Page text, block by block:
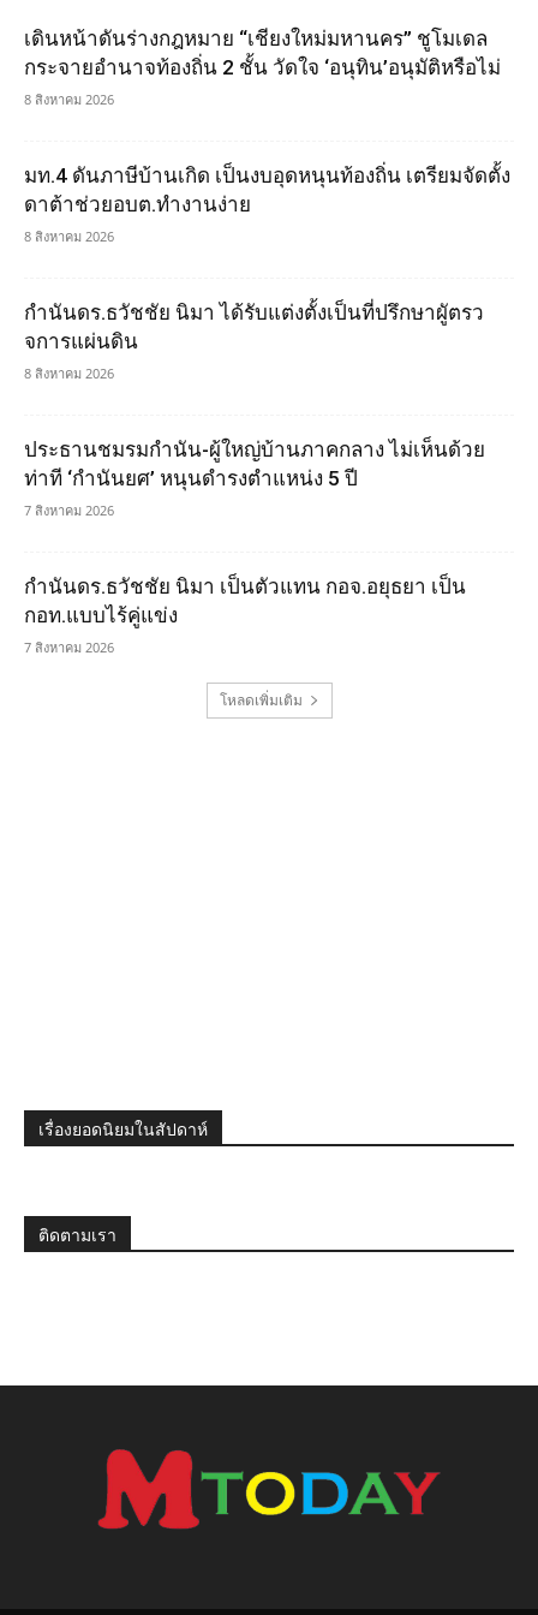
เดินหน้าดันร่างกฎหมาย “เชียงใหม่มหานคร” ชูโมเดล
กระจายอำนาจท้องถิ่น 2 ชั้น วัดใจ ‘อนุทิน’อนุมัติหรือไม่
8 สิงหาคม 2026
มท.4 ดันภาษีบ้านเกิด เป็นงบอุดหนุนท้องถิ่น เตรียมจัดตั้ง
ดาต้าช่วยอบต.ทำงานง่าย
8 สิงหาคม 2026
กำนันดร.ธวัชชัย นิมา ได้รับแต่งตั้งเป็นที่ปรึกษาผูัตรว
จการแผ่นดิน
8 สิงหาคม 2026
ประธานชมรมกำนัน-ผู้ใหญ่บ้านภาคกลาง ไม่เห็นด้วย
ท่าที ‘กำนันยศ’ หนุนดำรงตำแหน่ง 5 ปี
7 สิงหาคม 2026
กำนันดร.ธวัชชัย นิมา เป็นตัวแทน กอจ.อยุธยา เป็น
กอท.แบบไร้คู่แข่ง
7 สิงหาคม 2026
โหลดเพิ่มเติม
เรื่องยอดนิยมในสัปดาห์
ติดตามเรา